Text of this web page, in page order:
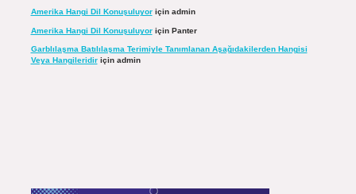
Amerika Hangi Dil Konuşuluyoriçin admin
Amerika Hangi Dil Konuşuluyoriçin Panter
Garblılaşma Batılılaşma Terimiyle Tanımlanan Aşağıdakilerden Hangisi
Veya Hangileridiriçin admin